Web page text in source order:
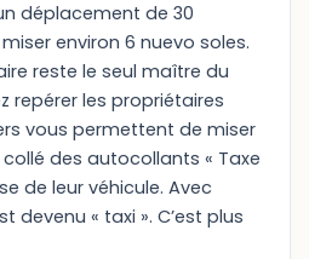
déplacement de 30
environ 6 nuevo soles.
reste le seul maître du
repérer les propriétaires
vous permettent de miser
des autocollants « Taxe
de leur véhicule. Avec
devenu « taxi ». C’est plus